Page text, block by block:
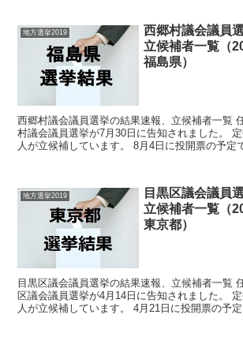
地方選挙2019
西郷村議会議員
立候補者一覧（
福島県）
西郷村議会議員選挙の結果速報、立候補者一覧
村議会議員選挙が7月30日に告知されました。
人が立候補しています。 8月4日に投開票の予定
地方選挙2019
目黒区議会議員
立候補者一覧（
東京都）
目黒区議会議員選挙の結果速報、立候補者一覧
区議会議員選挙が4月14日に告知されました。
人が立候補しています。 4月21日に投開票の予